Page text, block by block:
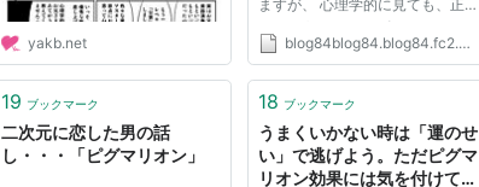
yakb.net
ますが、 心理学的に見ても、正
しいようです。 スポンサード リ
ンク ピグマリオン効果とは、
せる」 という、心理学者ローゼ
グ...
blog84blog84.blog84.fc2.com
19 ブックマーク
二次元に恋した男の話
し・・・「ピグマリオン」
18 ブックマーク
うまくいかない時は「運のせ
い」で逃げよう。ただピグマ
リオン効果には気を付けて